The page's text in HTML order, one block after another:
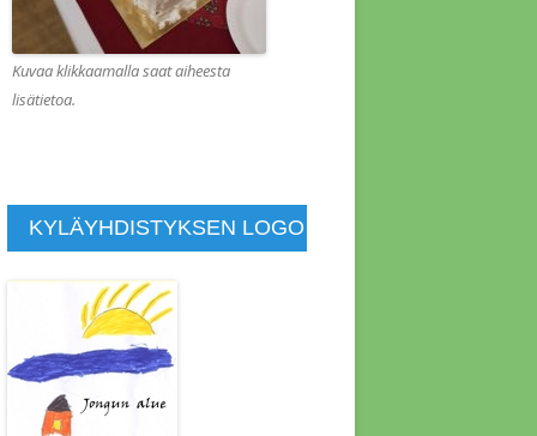
10.1.2014
10.10.2015
10.4.2011
12.4.2015
13.6.2014
14.11.2015
Kuvaa klikkaamalla saat aiheesta
lisätietoa.
KYLÄYHDISTYKSEN LOGO